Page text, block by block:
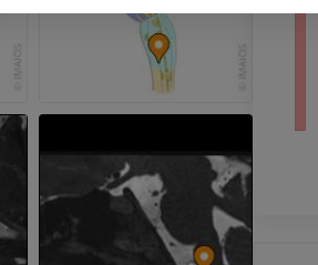
IRM de hanche
IRM
PREMIUM
Arthroscanner du genou